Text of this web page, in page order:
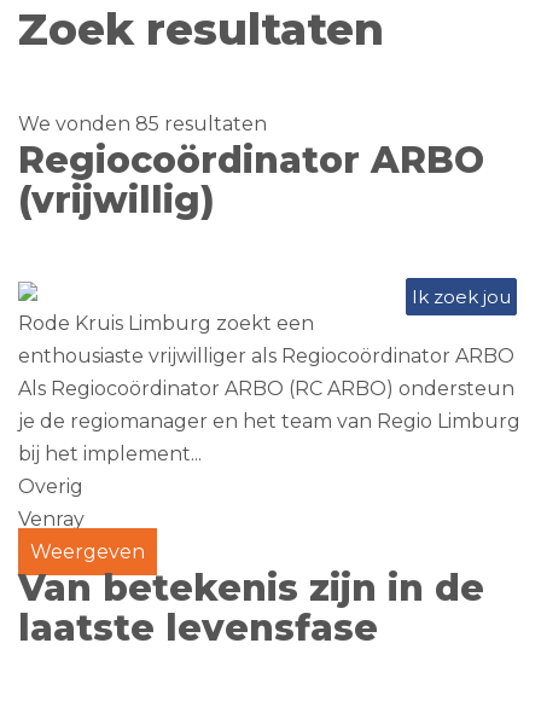
Zoek resultaten
We vonden 85 resultaten
Regiocoördinator ARBO
(vrijwillig)
Ik zoek jou
Rode Kruis Limburg zoekt een
enthousiaste vrijwilliger als Regiocoördinator ARBO
Als Regiocoördinator ARBO (RC ARBO) ondersteun
je de regiomanager en het team van Regio Limburg
bij het implement...
Overig
Venray
Weergeven
Van betekenis zijn in de
laatste levensfase